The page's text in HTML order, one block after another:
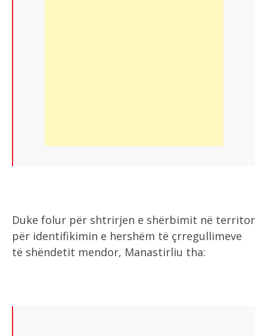
Duke folur për shtrirjen e shërbimit në territor
për identifikimin e hershëm të çrregullimeve
të shëndetit mendor, Manastirliu tha: